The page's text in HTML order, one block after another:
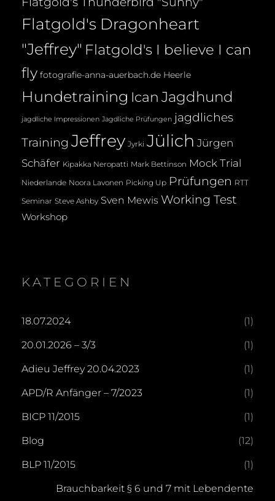
Flatgold's Dragonheart
"Jeffrey" Flatgold's I believe I can
fly fotografie-anna-auerbach.de Heerle
Hundetraining Ican Jagdhund
jagdliche Impressionen Jagdliche Prüfungen jagdliches
Training Jeffrey Jyrki Jülich Jürgen
Schäfer Kipakka Neropatti Mark Bettinson Mock Trial
Niederlande Noora Lavonen Picking Up Prüfungen RTT
Seminar Steve Ashby Sven Mewis Working Test
Workshop
KATEGORIEN
18.07.2024 (1)
20.01.2026 – 3/3 (1)
Adieu Jeffrey 20.04.2023 (1)
APD/R Anfänger – 7/2023 (1)
BICP 11/2015 (1)
Blog (12)
BLP 11/2015 (1)
Brauchbarkeit § 6 und 7 mit Lebendente